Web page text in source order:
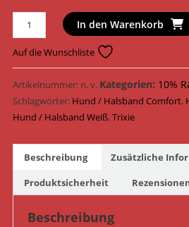
Trixie
Hundehalsband
Active
Comfort
Halsband
mit
Strass
19020
19023
/
Weiß
In den Warenkorb
Auf die Wunschliste
Artikelnummer: n. v. Kategorien: 10%
Schlagwörter: Hund / Halsband Comfort,
Hund / Halsband Weiß,Trixie
Beschreibung
Zusätzliche
Produktsicherheit
Beschreibung